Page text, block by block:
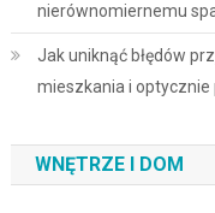
nierównomiernemu
Jak uniknąć błędów
mieszkania i
WNĘTRZE I DOM